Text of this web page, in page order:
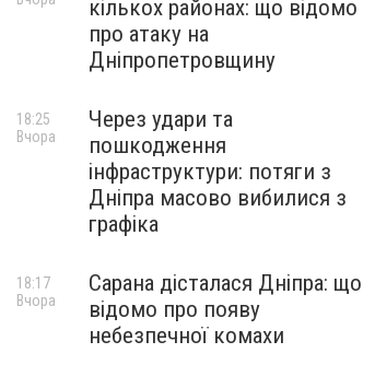
кількох районах: що відомо
про атаку на
Дніпропетровщину
Через удари та
пошкодження
інфраструктури: потяги з
Дніпра масово вибилися з
графіка
18:25
Вчора
Сарана дісталася Дніпра: що
відомо про появу
небезпечної комахи
18:17
Вчора